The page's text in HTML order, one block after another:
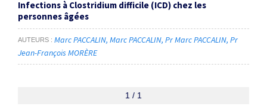
Infections à Clostridium difficile (ICD) chez les
personnes âgées
AUTEURS Marc PACCALIN Marc PACCALIN Pr Marc PACCALIN Pr
Jean-François MORÈRE
1 / 1